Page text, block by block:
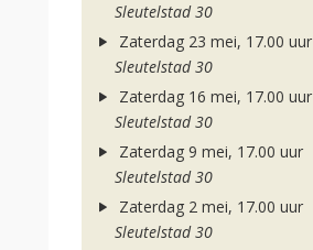
Sleutelstad 30
Zaterdag 23 mei, 17.00 uur
Sleutelstad 30
Zaterdag 16 mei, 17.00 uur
Sleutelstad 30
Zaterdag 9 mei, 17.00 uur
Sleutelstad 30
Zaterdag 2 mei, 17.00 uur
Sleutelstad 30